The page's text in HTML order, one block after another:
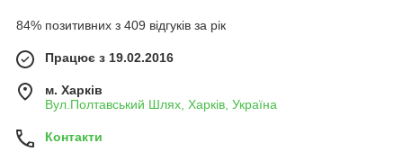
84% позитивних з 409 відгуків за рік
Працює з 19.02.2016
м. Харків
Вул.Полтавський Шлях, Харків, Україна
Контакти